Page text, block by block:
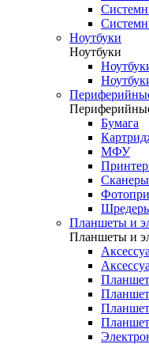
Ноутбуки
Ноутбуки
Бумага
МФУ
Сканеры
Планшеты и
Планшеты и